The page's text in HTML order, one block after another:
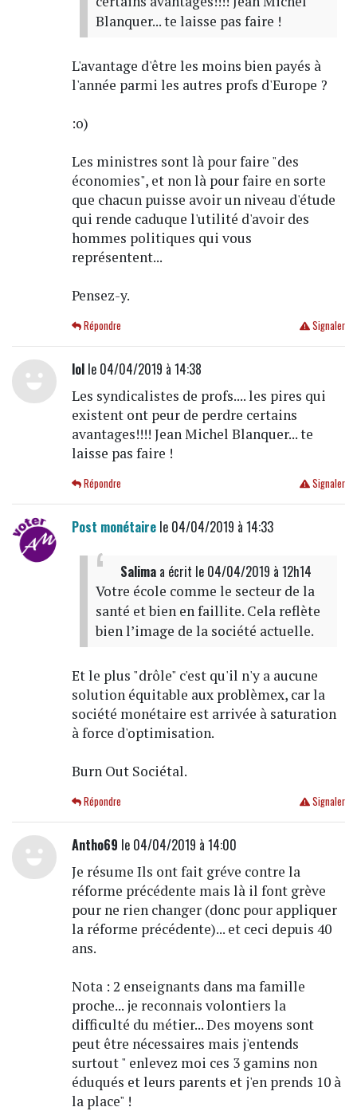
Blanquer... te laisse pas faire !
L'avantage d'être les moins bien payés à
l'année parmi les autres profs d'Europe ?
:o)
Les ministres sont là pour faire "des
économies", et non là pour faire en sorte
que chacun puisse avoir un niveau d'étude
qui rende caduque l'utilité d'avoir des
hommes politiques qui vous
représentent...
Pensez-y.
Signaler
Répondre
lolle 04/04/2019 à 14:38
Les syndicalistes de profs.... les pires qui
existent ont peur de perdre certains
avantages!!!! Jean Michel Blanquer... te
laisse pas faire !
Signaler
Répondre
Post monétairele 04/04/2019 à 14:33
Salimaa écrit le 04/04/2019 à 12h14
Votre école comme le secteur de la
santé et bien en faillite. Cela reflète
bien l’image de la société actuelle.
Et le plus "drôle" c'est qu'il n'y a aucune
solution équitable aux problèmex, car la
société monétaire est arrivée à saturation
à force d'optimisation.
Burn Out Sociétal.
Signaler
Répondre
Antho69 le 04/04/2019 à 14:00
Je résume Ils ont fait gréve contre la
réforme précédente mais là il font grève
pour ne rien changer (donc pour appliquer
la réforme précédente)... et ceci depuis 40
ans.
Nota : 2 enseignants dans ma famille
proche... je reconnais volontiers la
difficulté du métier... Des moyens sont
peut être nécessaires mais j'entends
surtout " enlevez moi ces 3 gamins non
éduqués et leurs parents et j'en prends 10 à
la place" !